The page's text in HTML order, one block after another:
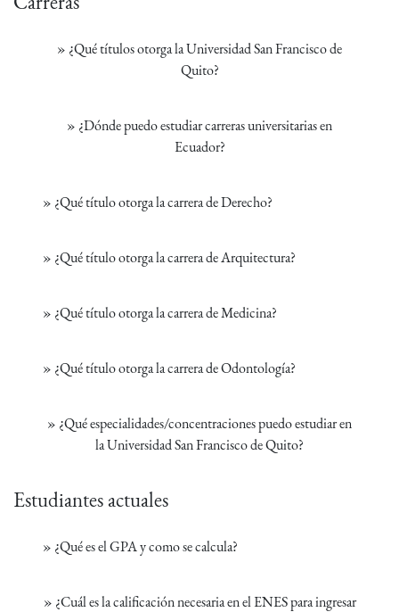
» ¿Qué títulos otorga la Universidad San Francisco de
Quito?
» ¿Dónde puedo estudiar carreras universitarias en
Ecuador?
» ¿Qué título otorga la carrera de Derecho?
» ¿Qué título otorga la carrera de Arquitectura?
» ¿Qué título otorga la carrera de Medicina?
» ¿Qué título otorga la carrera de Odontología?
» ¿Qué especialidades/concentraciones puedo estudiar en
la Universidad San Francisco de Quito?
Estudiantes actuales
» ¿Qué es el GPA y como se calcula?
» ¿Cuál es la calificación necesaria en el ENES para ingresar